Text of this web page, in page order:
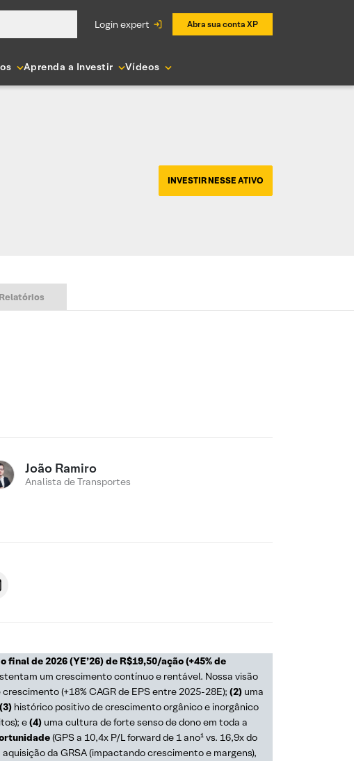
login expert Abra sua conta XP
Aprenda a Investir Vídeos
INVESTIR NESSE ATIVO
Relatórios
João Ramiro
Analista de Transportes
de 2026 (YE’26) de R$19,50/ação (+45% de
um crescimento contínuo e rentável. Nossa visão
(+18% CAGR de EPS entre 2025-28E); (2) uma
(3) histórico positivo de crescimento orgânico e inorgânico
e(4) uma cultura de forte senso de dono em toda a
(GPS a 10,4x P/L forward de 1 ano¹ vs. 16,9x do
da GRSA (impactando crescimento e margens),